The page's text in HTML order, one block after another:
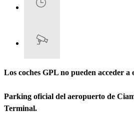
Los coches GPL no pueden acceder a
Parking oficial del aeropuerto de
Terminal.